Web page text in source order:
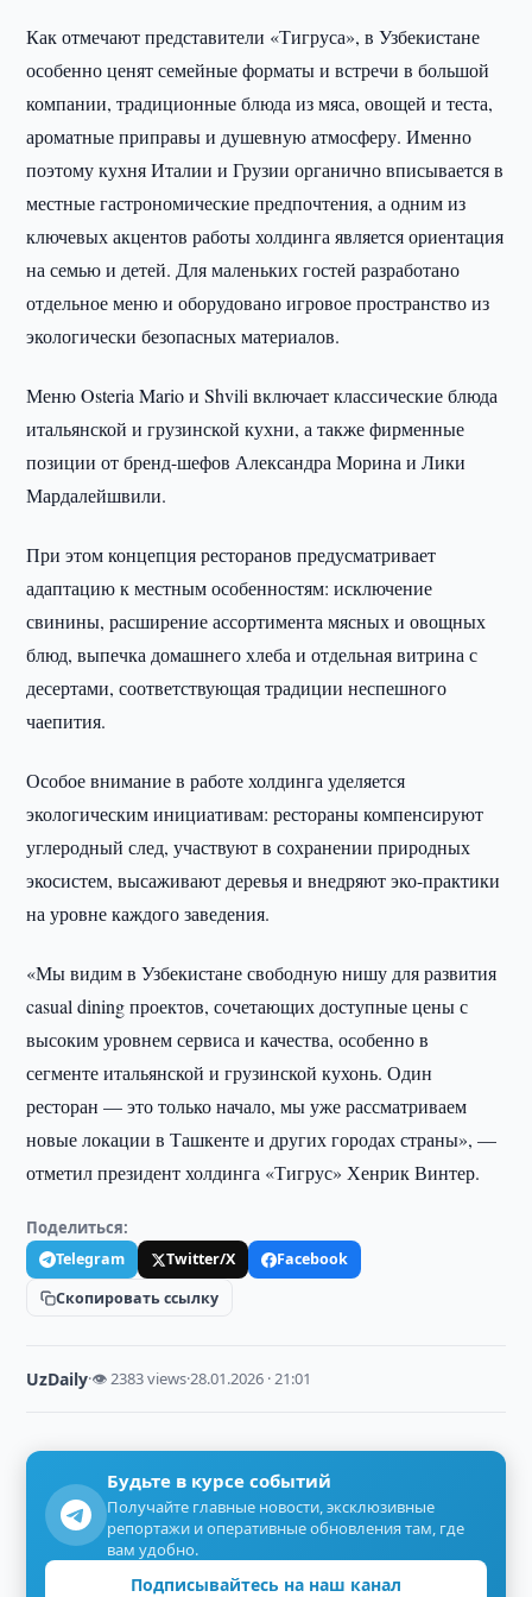
Как отмечают представители «Тигруса», в Узбекистане
особенно ценят семейные форматы и встречи в большой
компании, традиционные блюда из мяса, овощей и теста,
ароматные приправы и душевную атмосферу. Именно
поэтому кухня Италии и Грузии органично вписывается в
местные гастрономические предпочтения, а одним из
ключевых акцентов работы холдинга является ориентация
на семью и детей. Для маленьких гостей разработано
отдельное меню и оборудовано игровое пространство из
экологически безопасных материалов.
Меню Osteria Mario и Shvili включает классические блюда
итальянской и грузинской кухни, а также фирменные
позиции от бренд-шефов Александра Морина и Лики
Мардалейшвили.
При этом концепция ресторанов предусматривает
адаптацию к местным особенностям: исключение
свинины, расширение ассортимента мясных и овощных
блюд, выпечка домашнего хлеба и отдельная витрина с
десертами, соответствующая традиции неспешного
чаепития.
Особое внимание в работе холдинга уделяется
экологическим инициативам: рестораны компенсируют
углеродный след, участвуют в сохранении природных
экосистем, высаживают деревья и внедряют эко-практики
на уровне каждого заведения.
«Мы видим в Узбекистане свободную нишу для развития
casual dining проектов, сочетающих доступные цены с
высоким уровнем сервиса и качества, особенно в
сегменте итальянской и грузинской кухонь. Один
ресторан — это только начало, мы уже рассматриваем
новые локации в Ташкенте и других городах страны», —
отметил президент холдинга «Тигрус» Хенрик Винтер.
Поделиться:
Telegram Twitter/X
Facebook
Скопировать ссылку
UzDaily·👁 2383 views·28.01.2026 · 21:01
Будьте в курсе событий
Получайте главные новости, эксклюзивные
репортажи и оперативные обновления там, где
вам удобно.
Подписывайтесь на наш канал